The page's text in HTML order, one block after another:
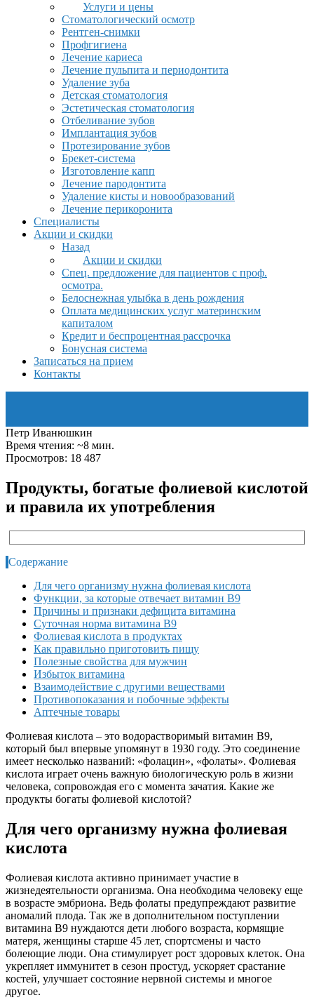
Услуги и цены
Стоматологический осмотр
Рентген-снимки
Профгигиена
Лечение кариеса
Лечение пульпита и периодонтита
Удаление зуба
Детская стоматология
Эстетическая стоматология
Отбеливание зубов
Имплантация зубов
Протезирование зубов
Брекет-система
Изготовление капп
Лечение пародонтита
Удаление кисты и новообразований
Лечение перикоронита
Специалисты
Акции и скидки
Назад
Акции и скидки
Спец. предложение для пациентов с проф.
осмотра.
Белоснежная улыбка в день рождения
Оплата медицинских услуг материнским
капиталом
Кредит и беспроцентная рассрочка
Бонусная система
Записаться на прием
Контакты
Петр Иванюшкин
Время чтения: ~8 мин.
Просмотров: 18 487
Продукты, богатые фолиевой кислотой
и правила их употребления
Содержание
Для чего организму нужна фолиевая кислота
Функции, за которые отвечает витамин В9
Причины и признаки дефицита витамина
Суточная норма витамина В9
Фолиевая кислота в продуктах
Как правильно приготовить пищу
Полезные свойства для мужчин
Избыток витамина
Взаимодействие с другими веществами
Противопоказания и побочные эффекты
Аптечные товары
Фолиевая кислота – это водорастворимый витамин В9,
который был впервые упомянут в 1930 году. Это соединение
имеет несколько названий: «фолацин», «фолаты». Фолиевая
кислота играет очень важную биологическую роль в жизни
человека, сопровождая его с момента зачатия. Какие же
продукты богаты фолиевой кислотой?
Для чего организму нужна фолиевая
кислота
Фолиевая кислота активно принимает участие в
жизнедеятельности организма. Она необходима человеку еще
в возрасте эмбриона. Ведь фолаты предупреждают развитие
аномалий плода. Так же в дополнительном поступлении
витамина В9 нуждаются дети любого возраста, кормящие
матеря, женщины старше 45 лет, спортсмены и часто
болеющие люди. Она стимулирует рост здоровых клеток. Она
укрепляет иммунитет в сезон простуд, ускоряет срастание
костей, улучшает состояние нервной системы и многое
другое.